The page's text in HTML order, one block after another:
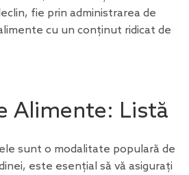
fie prin administrarea de
cu un conținut ridicat de
Alimente: Listă
sunt o modalitate populară de
este esențial să vă asigurați